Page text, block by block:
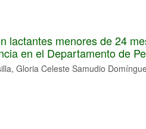
lactantes menores de 24
en el Departamento de
Gloria Celeste Samudio